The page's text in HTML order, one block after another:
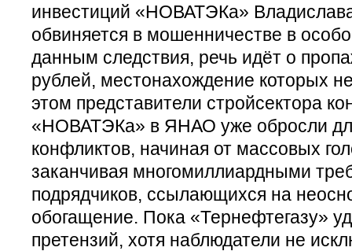
инвестиций «НОВАТЭКа»
обвиняется в мошенничестве в
данным следствия, речь идёт о
рублей, местонахождение которых
этом представители стройсектора
«НОВАТЭКа» в ЯНАО уже обросли
конфликтов, начиная от массовых
заканчивая многомиллиардными
подрядчиков, ссылающихся на
обогащение. Пока «Тернефтегазу»
претензий, хотя наблюдатели не